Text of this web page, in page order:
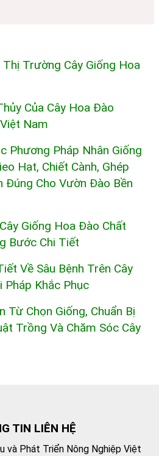
Thị Trường Cây Giống Hoa
Của Cây Hoa Đào
Nam
Phương Pháp Nhân Giống
Hạt, Chiết Cành, Ghép
Đúng Cho Vườn Đào Bền
Giống Hoa Đào Chất
Bước Chi Tiết
Về Sâu Bệnh Trên Cây
Pháp Khắc Phục
Từ Chọn Giống, Chuẩn Bị
Trồng Và Chăm Sóc Cây
TIN LIÊN HỆ
và Phát Triển Nông Nghiệp Việt